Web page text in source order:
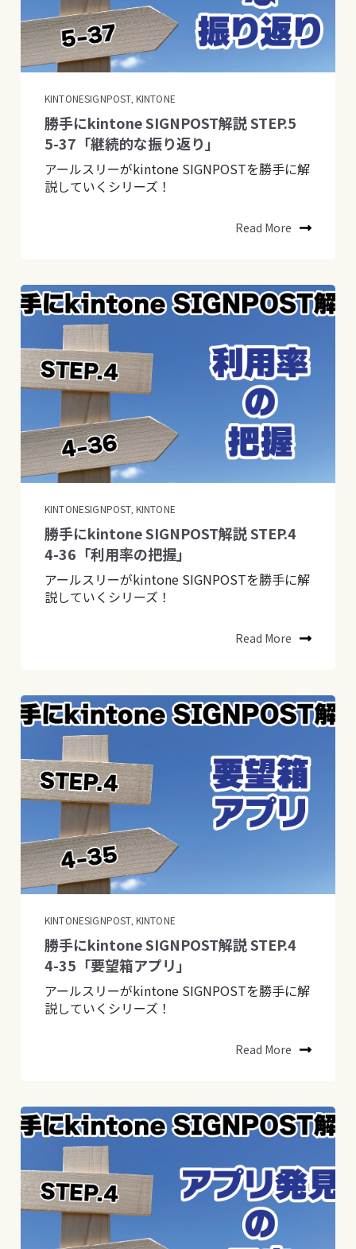
KINTONESIGNPOST KINTONE
勝手にkintone SIGNPOST解説 STEP.5
5-37「継続的な振り返り」
アールスリーがkintone SIGNPOSTを勝手に解
説していくシリーズ！
Read More
KINTONESIGNPOST, KINTONE
勝手にkintone SIGNPOST解説 STEP.4
4-36「利用率の把握」
アールスリーがkintone SIGNPOSTを勝手に解
説していくシリーズ！
Read More
KINTONESIGNPOST KINTONE
勝手にkintone SIGNPOST解説 STEP.4
4-35「要望箱アプリ」
アールスリーがkintone SIGNPOSTを勝手に解
説していくシリーズ！
Read More